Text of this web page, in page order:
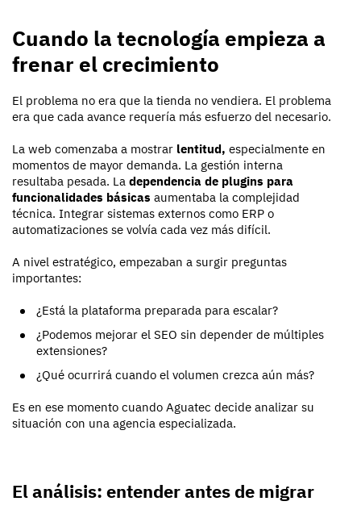
Cuando la tecnología empieza a
frenar el crecimiento
El problema no era que la tienda no vendiera. El problema
era que cada avance requería más esfuerzo del necesario.
La web comenzaba a mostrar lentitud, especialmente en
momentos de mayor demanda. La gestión interna
resultaba pesada. La dependencia de plugins para
funcionalidades básicas aumentaba la complejidad
técnica. Integrar sistemas externos como ERP o
automatizaciones se volvía cada vez más difícil.
A nivel estratégico, empezaban a surgir preguntas
importantes:
¿Está la plataforma preparada para escalar?
¿Podemos mejorar el SEO sin depender de múltiples
extensiones?
¿Qué ocurrirá cuando el volumen crezca aún más?
Es en ese momento cuando Aguatec decide analizar su
situación con una agencia especializada.
El análisis: entender antes de migrar